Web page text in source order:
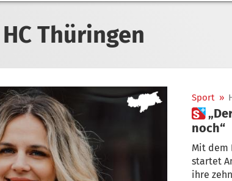
HC Thüringen
Sport »
 „Der Pokalsieg fehlt mir
noch“
Mit dem
startet
ihre